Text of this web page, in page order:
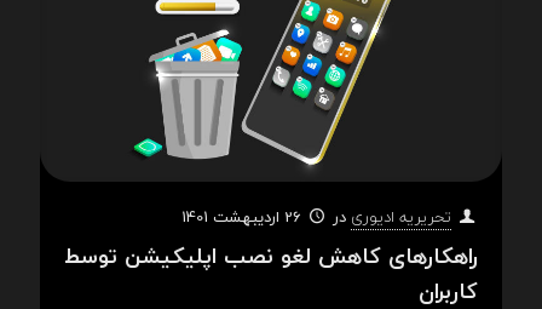
تحریریه ادیوری در 26 اردیبهشت 1401
راهکارهای کاهش لغو نصب اپلیکیشن توسط
کاربران